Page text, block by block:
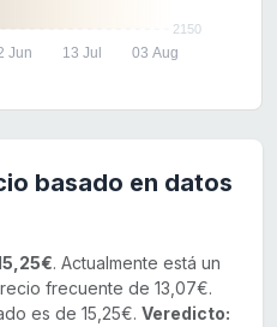
2150
Jun 13 Jul 03 Aug
basado en datos
. Actualmente está un
frecuente de 13,07€.
es de 15,25€. Veredicto: